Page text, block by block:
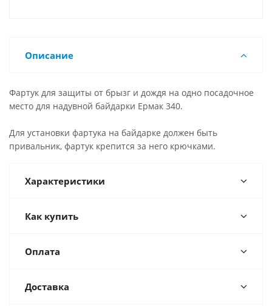
Описание
Фартук для защиты от брызг и дождя на одно посадочное
место для надувной байдарки Ермак 340.
Для установки фартука на байдарке должен быть
привальник, фартук крепится за него крючками.
Характеристики
Как купить
Оплата
Доставка